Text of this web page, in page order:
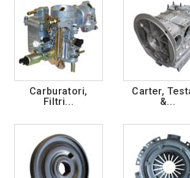
Carburatori,
Filtri...
Carter,
&...